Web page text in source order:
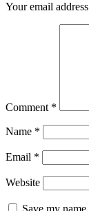
Your email
Comment *
Name *
Email *
Website
Save my